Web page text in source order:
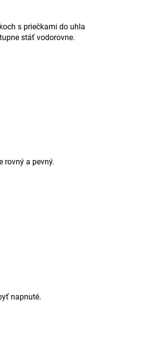
s priečkami do uhla
stáť vodorovne.
rovný a pevný.
napnuté.